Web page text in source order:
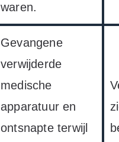
waren.
Gevangene
verwijderde
medische
apparatuur en
ontsnapte terwijl